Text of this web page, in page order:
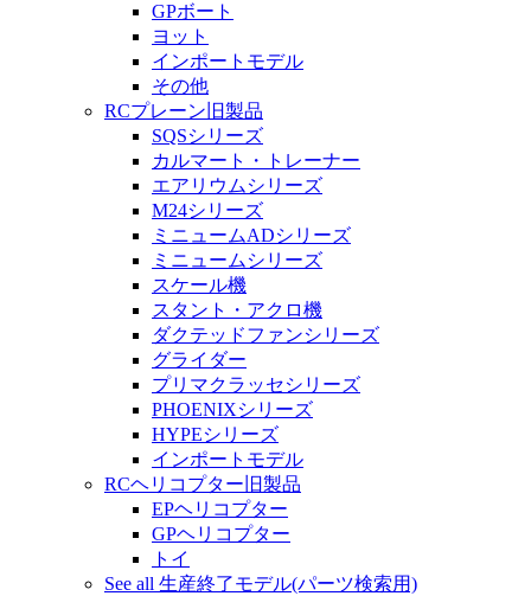
GPボート
ヨット
インポートモデル
その他
RCプレーン旧製品
SQSシリーズ
カルマート・トレーナー
エアリウムシリーズ
M24シリーズ
ミニュームADシリーズ
ミニュームシリーズ
スケール機
スタント・アクロ機
ダクテッドファンシリーズ
グライダー
プリマクラッセシリーズ
PHOENIXシリーズ
HYPEシリーズ
インポートモデル
RCヘリコプター旧製品
EPヘリコプター
GPヘリコプター
トイ
See all 生産終了モデル(パーツ検索用)